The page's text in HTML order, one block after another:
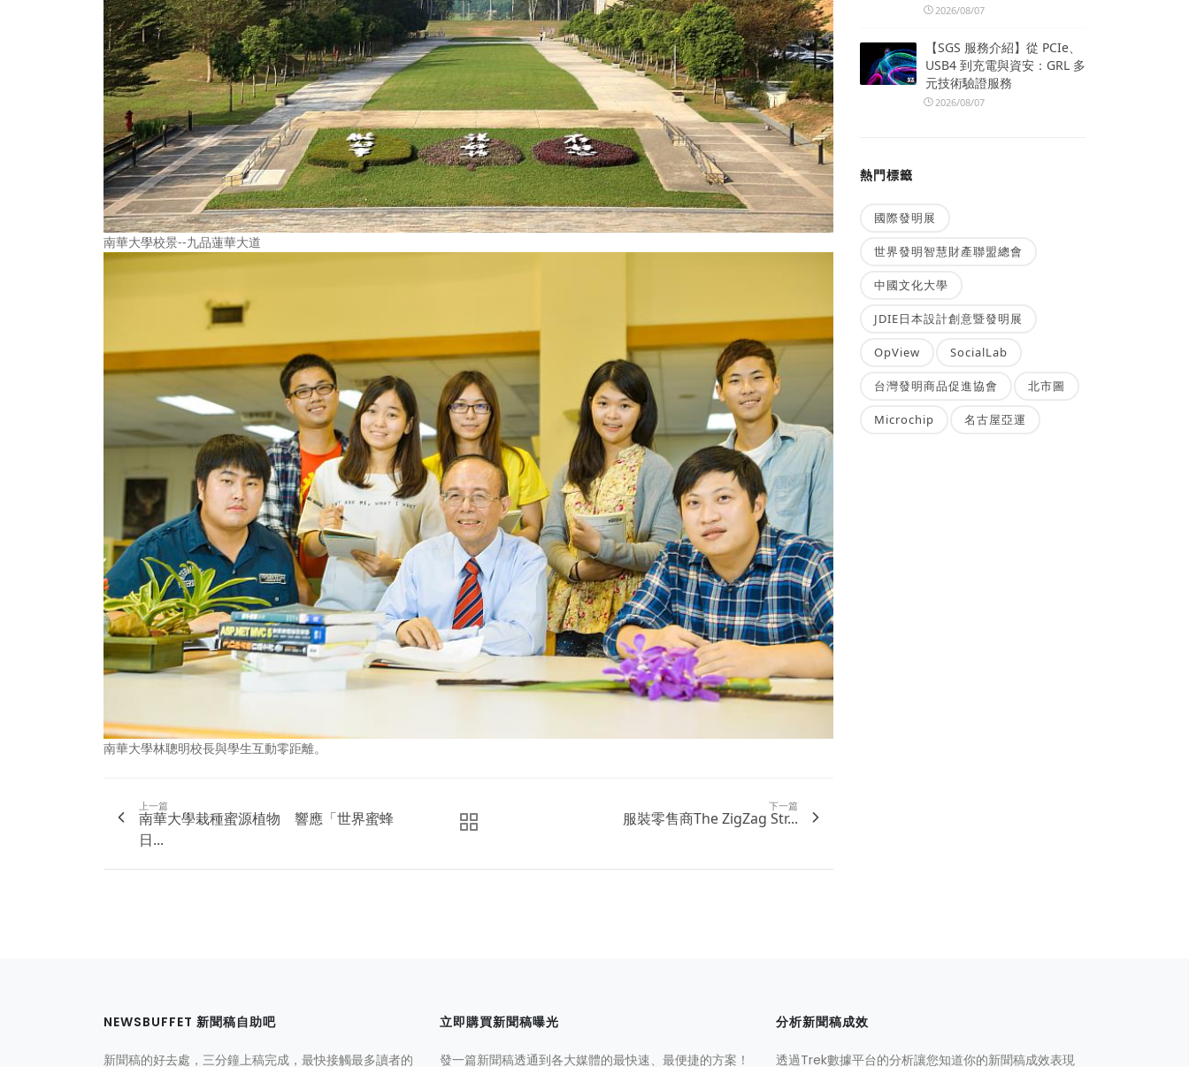
南華大學校景--九品蓮華大道
南華大學林聰明校長與學生互動零距離。
上一篇
南華大學栽種蜜源植物 響應「世界蜜蜂
日...
下一篇
服裝零售商The ZigZag Str...
2026/08/07
【SGS 服務介紹】從 PCIe、
USB4 到充電與資安：GRL 多
元技術驗證服務
2026/08/07
熱門標籤
國際發明展
世界發明智慧財產聯盟總會
中國文化大學
JDIE日本設計創意暨發明展
OpView SocialLab
台灣發明商品促進協會 北市圖
Microchip 名古屋亞運
NEWSBUFFET 新聞稿自助吧
新聞稿的好去處，三分鐘上稿完成，最快接觸最多讀者的
立即購買新聞稿曝光
發一篇新聞稿透通到各大媒體的最快速、最便捷的方案！
分析新聞稿成效
透過Trek數據平台的分析讓您知道你的新聞稿成效表現